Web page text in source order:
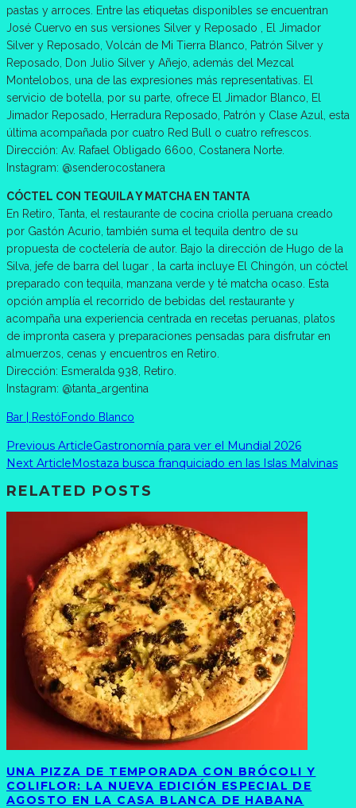
pastas y arroces. Entre las etiquetas disponibles se encuentran
José Cuervo en sus versiones Silver y Reposado , El Jimador
Silver y Reposado, Volcán de Mi Tierra Blanco, Patrón Silver y
Reposado, Don Julio Silver y Añejo, además del Mezcal
Montelobos, una de las expresiones más representativas. El
servicio de botella, por su parte, ofrece El Jimador Blanco, El
Jimador Reposado, Herradura Reposado, Patrón y Clase Azul, esta
última acompañada por cuatro Red Bull o cuatro refrescos.
Dirección: Av. Rafael Obligado 6600, Costanera Norte.
Instagram: @senderocostanera
CÓCTEL CON TEQUILA Y MATCHA EN TANTA
En Retiro, Tanta, el restaurante de cocina criolla peruana creado
por Gastón Acurio, también suma el tequila dentro de su
propuesta de coctelería de autor. Bajo la dirección de Hugo de la
Silva, jefe de barra del lugar , la carta incluye El Chingón, un cóctel
preparado con tequila, manzana verde y té matcha ocaso. Esta
opción amplía el recorrido de bebidas del restaurante y
acompaña una experiencia centrada en recetas peruanas, platos
de impronta casera y preparaciones pensadas para disfrutar en
almuerzos, cenas y encuentros en Retiro.
Dirección: Esmeralda 938, Retiro.
Instagram: @tanta_argentina
Bar | RestóFondo Blanco
Previous ArticleGastronomía para ver el Mundial 2026
Next ArticleMostaza busca franquiciado en las Islas Malvinas
RELATED POSTS
UNA PIZZA DE TEMPORADA CON BRÓCOLI Y
COLIFLOR: LA NUEVA EDICIÓN ESPECIAL DE
AGOSTO EN LA CASA BLANCA DE HABANA